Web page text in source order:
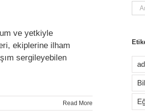
ve yetkiyle
ekiplerine ilham
sergileyebilen
Read More